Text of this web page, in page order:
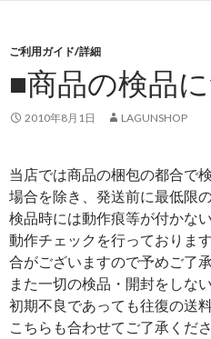
ご利用ガイド/詳細
■商品の検品
2010年8月1日 LAGUNSHOP
当店では商品の梱包の都合で
場合を除き、発送前に最低限
検品時には動作痕等が付かな
動作チェックを行っておりま
合がございますので予めご了承
また一切の検品・開封をしな
初期不良であっても往復の送
こちらも合わせてご了承くだ